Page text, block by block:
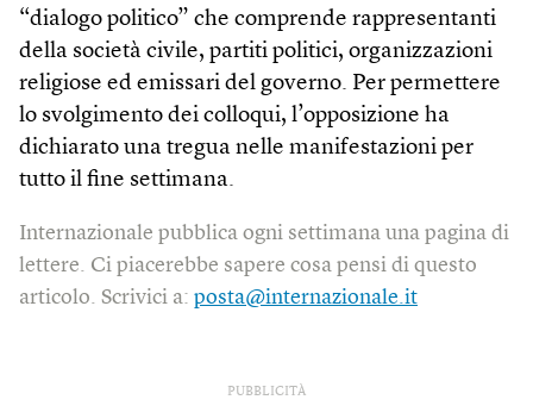
“dialogo politico” che comprende rappresentanti
della società civile, partiti politici, organizzazioni
religiose ed emissari del governo. Per permettere
lo svolgimento dei colloqui, l’opposizione ha
dichiarato una tregua nelle manifestazioni per
tutto il fine settimana.
Internazionale pubblica ogni settimana una pagina di
lettere. Ci piacerebbe sapere cosa pensi di questo
articolo. Scrivici a: posta@internazionale.it
PUBBLICITÀ